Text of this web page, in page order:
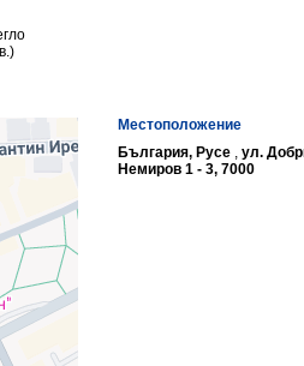
Местоположение
България, Русе , ул.
Немиров 1 - 3, 7000